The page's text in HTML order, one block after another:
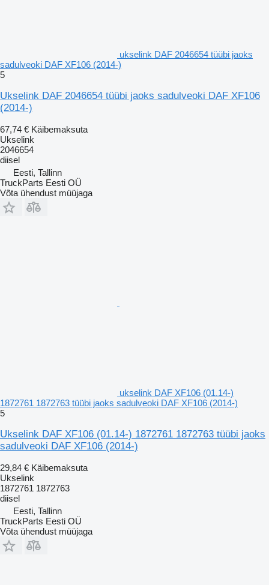
ukselink DAF 2046654 tüübi jaoks
sadulveoki DAF XF106 (2014-)
5
Ukselink DAF 2046654 tüübi jaoks sadulveoki DAF XF106
(2014-)
67,74 € Käibemaksuta
Ukselink
2046654
diisel
Eesti, Tallinn
TruckParts Eesti OÜ
Võta ühendust müüjaga
ukselink DAF XF106 (01.14-)
1872761 1872763 tüübi jaoks sadulveoki DAF XF106 (2014-)
5
Ukselink DAF XF106 (01.14-) 1872761 1872763 tüübi jaoks
sadulveoki DAF XF106 (2014-)
29,84 € Käibemaksuta
Ukselink
1872761 1872763
diisel
Eesti, Tallinn
TruckParts Eesti OÜ
Võta ühendust müüjaga